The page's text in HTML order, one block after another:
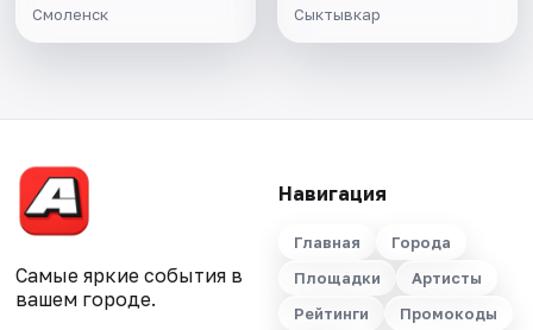
Смоленск Сыктывкар
Самые яркие события в
вашем городе.
Навигация
Главная
Города
Площадки
Артисты
Рейтинги
Промокоды